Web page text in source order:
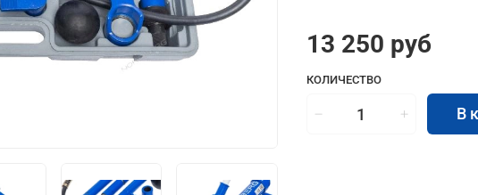
13 250 руб
КОЛИЧЕСТВО
В